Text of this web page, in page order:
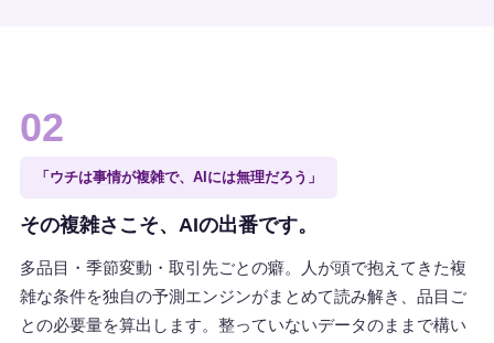
02
「ウチは事情が複雑で、AIには無理だろう」
その複雑さこそ、AIの出番です。
多品目・季節変動・取引先ごとの癖。人が頭で抱えてきた複
雑な条件を独自の予測エンジンがまとめて読み解き、品目ご
との必要量を算出します。整っていないデータのままで構い